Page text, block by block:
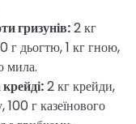
гризунів:2 кг
г дьогтю, 1 кг гною,
мила.
2 кг крейди,
100 г казеїнового